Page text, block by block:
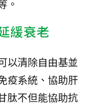
。
緩衰老
以清除自由基並
疫系統、協助肝
肽不但能協助抗